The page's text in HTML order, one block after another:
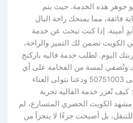
جوهر هذه الخدمة. حيث يتم
فائقة، مما يمنحك راحة البال
أمينة. إذا كنت تبحث عن خدمة
الكويت تضمن لك التميز والراحة،
اليوم. لطلب خدمة فاليه باركنج
وتُضفي لمسة من الفخامة على أي
مناسبة، اتصل بنا الآن على 50751003 ودعنا نتولى العناء
تُعزز خدمة الفاليه تجربة
الكويت الحضري المتسارع، لم
بل أصبحت جزءًا لا يتجزأ من